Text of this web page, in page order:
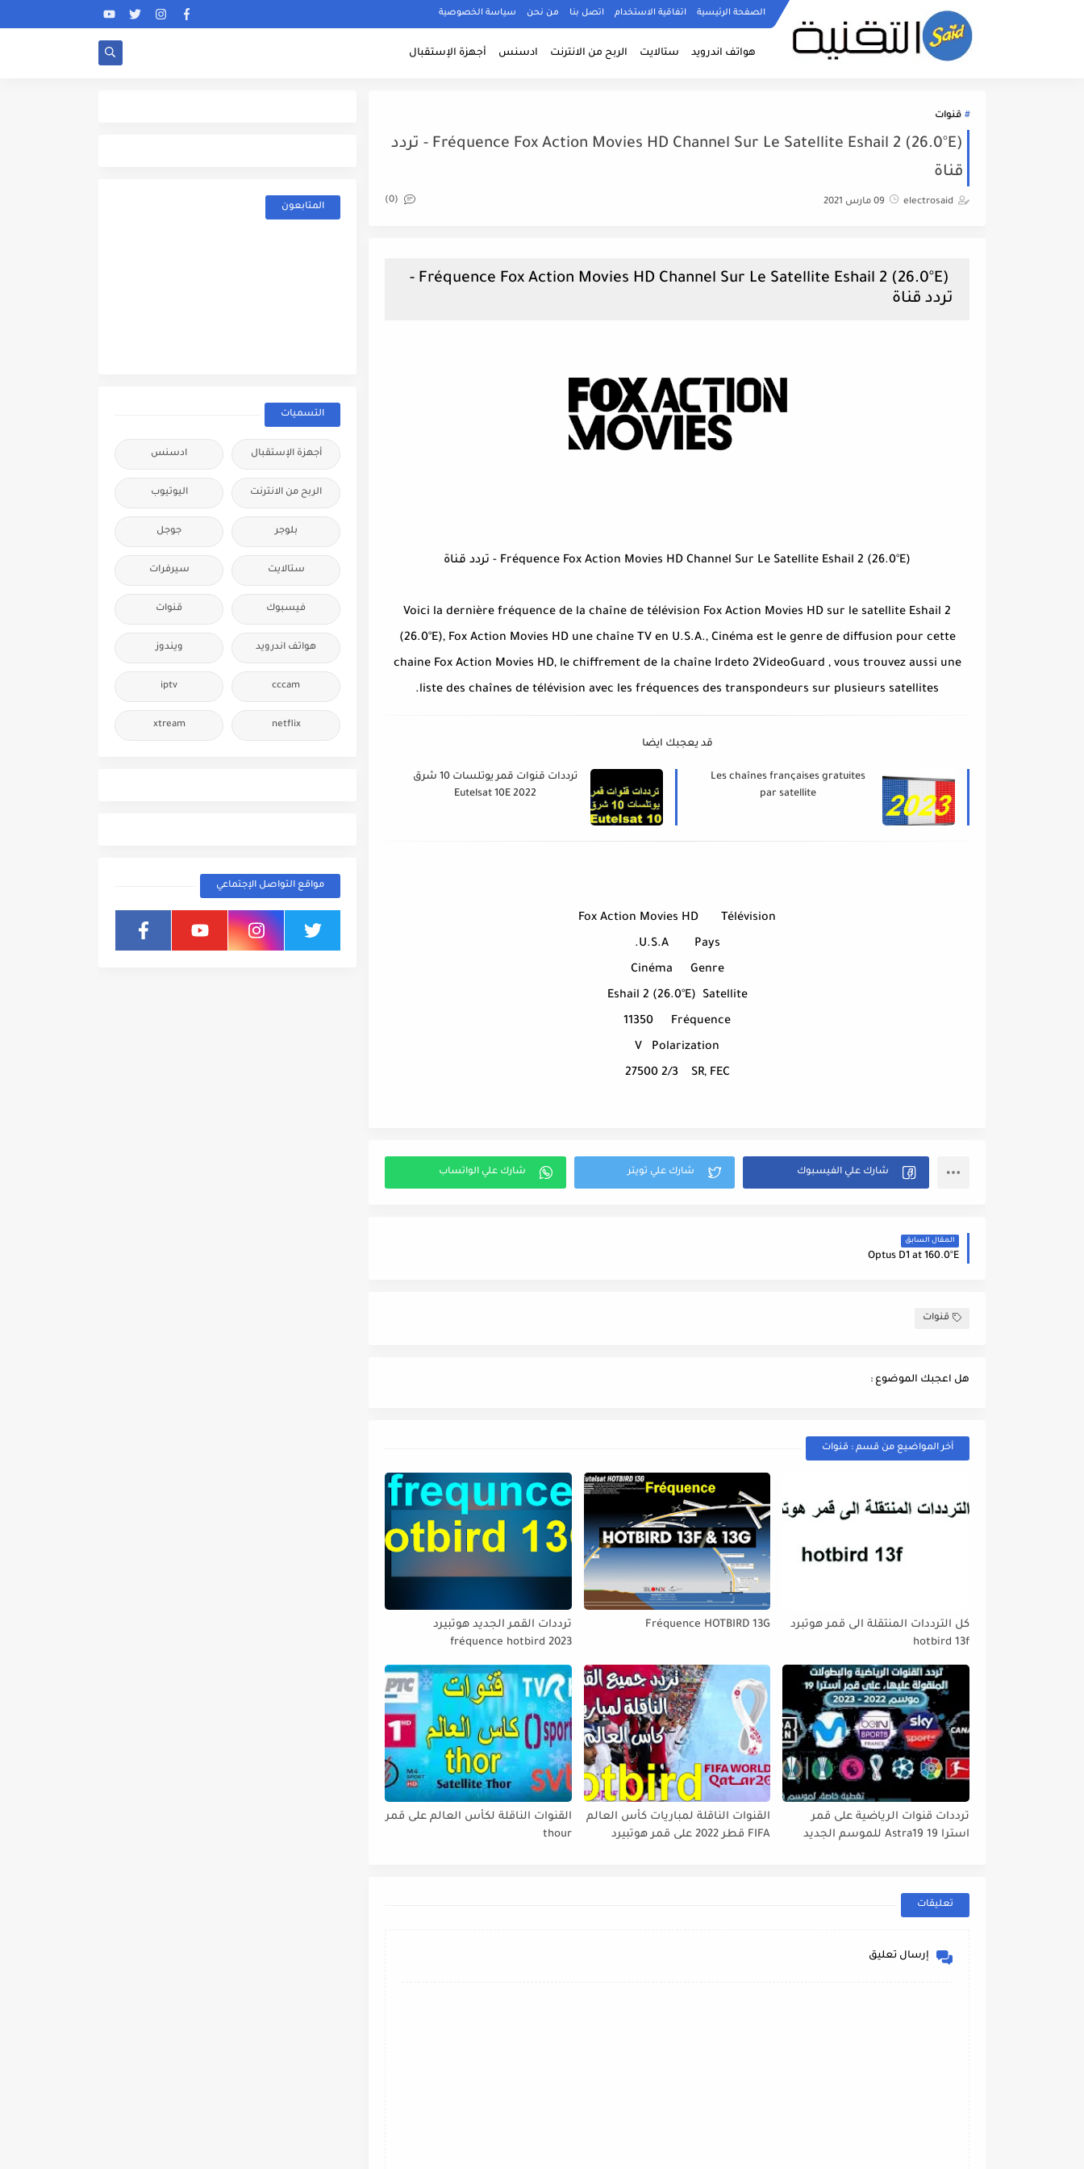
الصفحة الرئيسية اتفاقية الاستخدام اتصل بنا من نحن سياسة الخصوصية
هواتف اندرويد ستالايت الربح من الانترنت ادسنس أجهزة الإستقبال
قنوات
Fréquence Fox Action Movies HD Channel Sur Le Satellite Eshail 2 (26.0°E) - تردد
قناة
electrosaid 09 مارس 2021 (0)
Fréquence Fox Action Movies HD Channel Sur Le Satellite Eshail 2 (26.0°E) -
تردد قناة
Fréquence Fox Action Movies HD Channel Sur Le Satellite Eshail 2 (26.0°E) - تردد قناة
Voici la dernière fréquence de la chaîne de télévision Fox Action Movies HD sur le satellite Eshail 2
(26.0°E), Fox Action Movies HD une chaîne TV en U.S.A., Cinéma est le genre de diffusion pour cette
chaine Fox Action Movies HD, le chiffrement de la chaîne Irdeto 2VideoGuard , vous trouvez aussi une
liste des chaînes de télévision avec les fréquences des transpondeurs sur plusieurs satellites.
قد يعجبك ايضا
Les chaînes françaises gratuites
par satellite
ترددات قنوات قمر يوتلسات 10 شرق
Eutelsat 10E 2022
Télévision
Fox Action Movies HD
Pays
U.S.A.
Genre
Cinéma
Satellite
Eshail 2 (26.0°E)
Fréquence
11350
Polarization
V
SR, FEC
27500 2/3
المقال السابق
Optus D1 at 160.0°E
قنوات
هل اعجبك الموضوع :
أخر المواضيع من قسم : قنوات
كل الترددات المنتقلة الى قمر هوتبرد
hotbird 13f
Fréquence HOTBIRD 13G
ترددات القمر الجديد هوتبيرد
fréquence hotbird 2023
ترددات قنوات الرياضية على قمر
استرا 19 Astra19 للموسم الجديد
القنوات الناقلة لمباريات كأس العالم
FIFA قطر 2022 على قمر هوتبيرد
القنوات الناقلة لكأس العالم على قمر
thour
تعليقات
إرسال تعليق
المتابعون
التسميات
أجهزة الإستقبال ادسنس
الربح من الانترنت اليوتيوب
بلوجر جوجل
ستالايت سيرفرات
فيسبوك قنوات
هواتف اندرويد ويندوز
cccam
iptv
netflix
xtream
مواقع التواصل الإجتماعي